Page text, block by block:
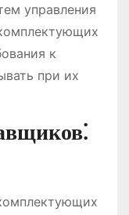
управления
к
при их